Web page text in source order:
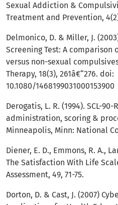
Sexual Addiction &
Treatment and Prevention,
Delmonico, D. & Miller, J.
Screening Test: A comparison
versus non-sexual
Therapy, 18(3), 261â€“276. doi:
10.1080/1468199031000153900
Derogatis, L. R. (1994). SCL-
administration, scoring &
Minneapolis, Minn: National
Diener, E. D., Emmons, R. A.,
The Satisfaction With Life
Assessment, 49, 71-75.
Dorton, D. & Cast, J. (2007)